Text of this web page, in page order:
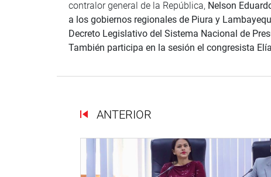
contralor general de la República, Nelson
a los gobiernos regionales de Piura y
Decreto Legislativo del Sistema Nacional de
También participa en la sesión el congresista
ANTERIOR